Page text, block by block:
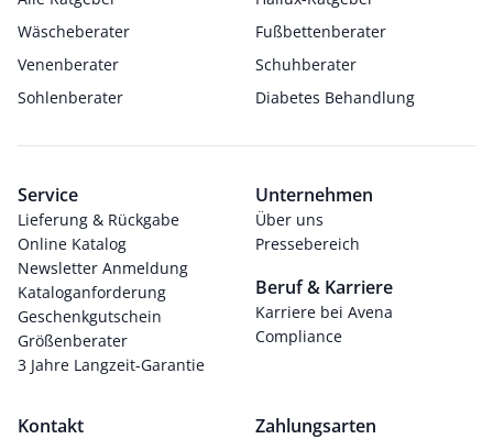
Wäscheberater
Fußbettenberater
Venenberater
Schuhberater
Sohlenberater
Diabetes Behandlung
Service
Lieferung & Rückgabe
Online Katalog
Newsletter Anmeldung
Kataloganforderung
Geschenkgutschein
Größenberater
3 Jahre Langzeit-Garantie
Unternehmen
Über uns
Pressebereich
Beruf & Karriere
Karriere bei Avena
Compliance
Kontakt Zahlungsarten